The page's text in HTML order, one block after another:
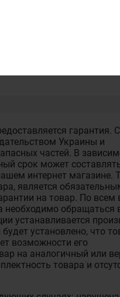
гарантия.
Украины и
частей. В
срок может
интернет магазине.
является
на товар. По всем
необходимо обращаться
устанавливается
установлено, что
возможности его
на аналогичный или
товара и